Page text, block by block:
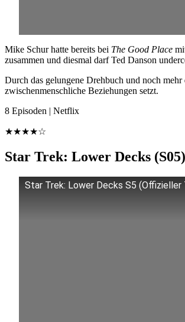
Mike Schur hatte bereits bei The Good Place
zusammen und diesmal darf Ted Danson
Durch das gelungene Drehbuch und noch
zwischenmenschliche Beziehungen setzt.
8 Episoden | Netflix
★★★★☆
Star Trek: Lower Decks (S05)
Star Trek: Lower Decks S5